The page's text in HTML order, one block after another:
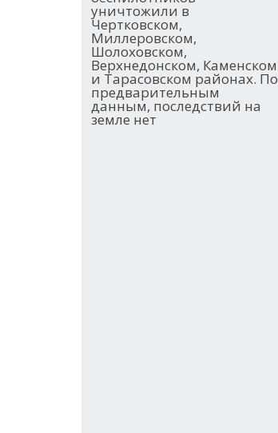
уничтожили в
Чертковском,
Миллеровском,
Шолоховском,
Верхнедонском, Каменском
и Тарасовском районах. По
предварительным
данным, последствий на
земле нет